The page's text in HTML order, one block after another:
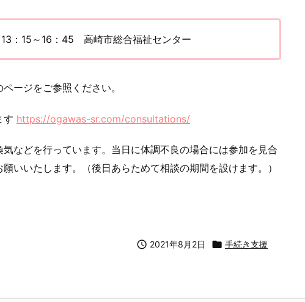
：15～16：45 高崎市総合福祉センター
ージをご参照ください。
す https://ogawas-sr.com/consultations/
などを行っています。当日に体調不良の場合には参加を見合
いいたします。（後日あらためて相談の期間を設けます。）
 2021年8月2日  手続き支援